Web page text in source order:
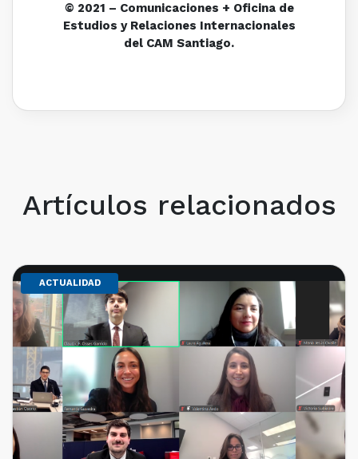
© 2021 – Comunicaciones + Oficina de
Estudios y Relaciones Internacionales
del CAM Santiago.
Artículos relacionados
ACTUALIDAD